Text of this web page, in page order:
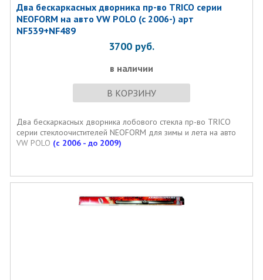
Два бескаркасных дворника пр-во TRICO серии
NEOFORM на авто VW POLO (с 2006-) арт
NF539+NF489
3700 руб.
в наличии
В КОРЗИНУ
Два бескаркасных дворника лобового стекла пр-во TRICO
серии стеклоочистителей NEOFORM для зимы и лета на авто
VW POLO (с 2006 - до 2009)